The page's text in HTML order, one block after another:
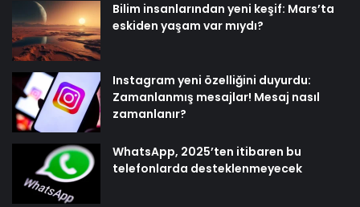
Bilim insanlarından yeni keşif: Mars’ta
eskiden yaşam var mıydı?
Instagram yeni özelliğini duyurdu:
Zamanlanmış mesajlar! Mesaj nasıl
zamanlanır?
WhatsApp, 2025’ten itibaren bu
telefonlarda desteklenmeyecek